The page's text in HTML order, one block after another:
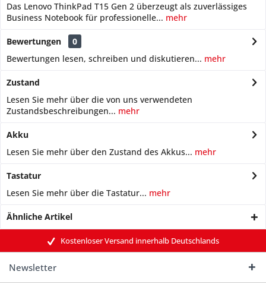
Das Lenovo ThinkPad T15 Gen 2 überzeugt als zuverlässiges
Business Notebook für professionelle... mehr
Bewertungen
0
Bewertungen lesen, schreiben und diskutieren... mehr
Zustand
Lesen Sie mehr über die von uns verwendeten
Zustandsbeschreibungen... mehr
Akku
Lesen Sie mehr über den Zustand des Akkus... mehr
Tastatur
Lesen Sie mehr über die Tastatur... mehr
Ähnliche Artikel
Kostenloser Versand innerhalb Deutschlands
Newsletter